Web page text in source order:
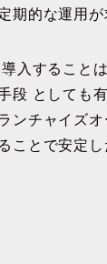
期的な運用が
入すること
段 としても
ンチャイズ
ことで安定し